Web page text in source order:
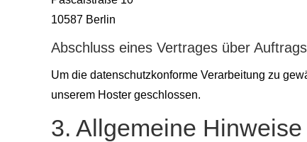
10587 Berlin
Abschluss eines Vertrages über
Um die datenschutzkonforme Verarbeitung zu
unserem Hoster geschlossen.
3. Allgemeine